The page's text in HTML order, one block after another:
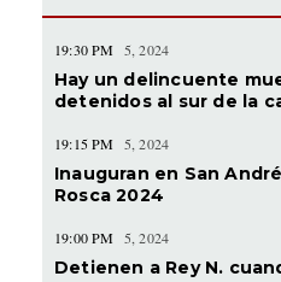
19:30 PM 5, 2024
Hay un delincuente
detenidos al sur de la
19:15 PM 5, 2024
Inauguran en San
Rosca 2024
19:00 PM 5, 2024
Detienen a Rey N.